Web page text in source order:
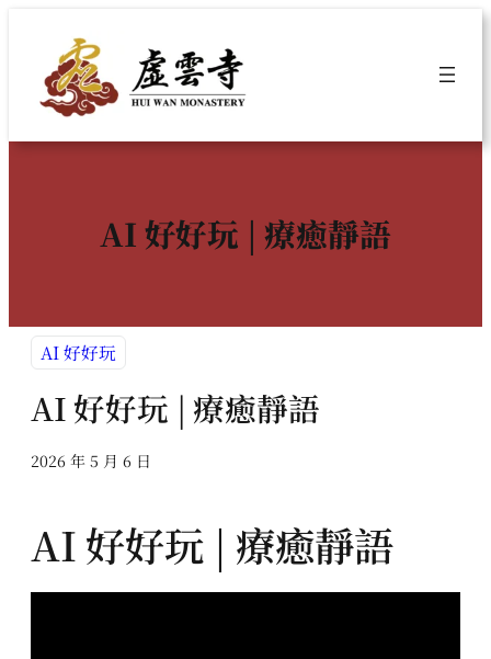
內
AI 好好玩 | 療癒靜語
AI 好好玩
AI 好好玩 | 療癒靜語
2026 年 5 月 6 日
AI 好好玩 | 療癒靜語